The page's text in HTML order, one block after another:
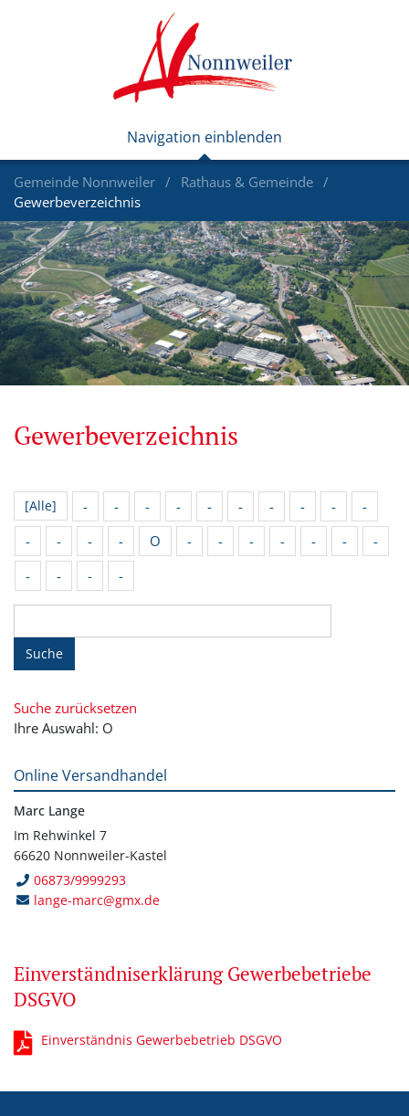
Gemeinde Nonnweiler
Rathaus & Gemeinde
Gewerbeverzeichnis
Gewerbeverzeichnis
[Alle] - - - - - - - - -
-
-
- - - O - - - - - -
-
-
- - -
Suche
Suche zurücksetzen
Ihre Auswahl: O
Online Versandhandel
Marc Lange
Im Rehwinkel 7
66620 Nonnweiler-Kastel
06873/9999293
lange-marc@gmx.de
Einverständniserklärung Gewerbebetriebe
DSGVO
Einverständnis Gewerbebetrieb DSGVO